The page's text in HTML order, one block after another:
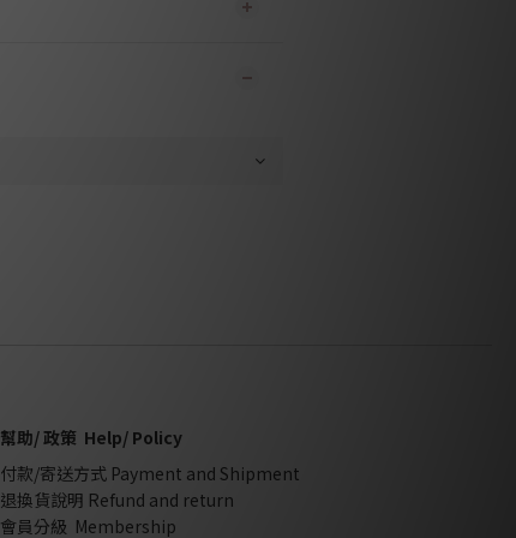
幫助/ 政策 Help/ Policy
付款/寄送方式 Payment and Shipment
退換貨說明 Refund and return
會員分級 Membership